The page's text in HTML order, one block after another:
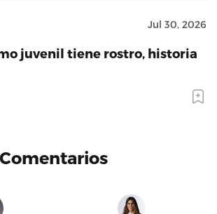
Jul 30, 2026
juvenil tiene rostro, historia